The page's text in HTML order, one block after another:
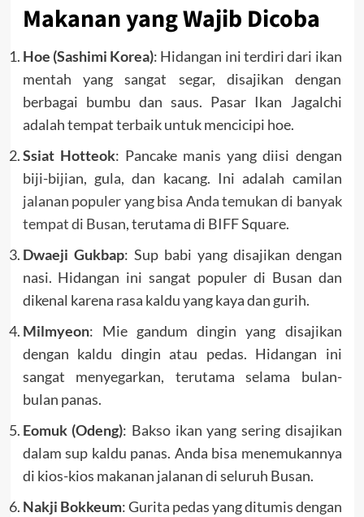
Makanan yang Wajib Dicoba
Hoe (Sashimi Korea): Hidangan ini terdiri dari ikan
mentah yang sangat segar, disajikan dengan
berbagai bumbu dan saus. Pasar Ikan Jagalchi
adalah tempat terbaik untuk mencicipi hoe.
Ssiat Hotteok: Pancake manis yang diisi dengan
biji-bijian, gula, dan kacang. Ini adalah camilan
jalanan populer yang bisa Anda temukan di banyak
tempat di Busan, terutama di BIFF Square.
Dwaeji Gukbap: Sup babi yang disajikan dengan
nasi. Hidangan ini sangat populer di Busan dan
dikenal karena rasa kaldu yang kaya dan gurih.
Milmyeon: Mie gandum dingin yang disajikan
dengan kaldu dingin atau pedas. Hidangan ini
sangat menyegarkan, terutama selama bulan-
bulan panas.
Eomuk (Odeng): Bakso ikan yang sering disajikan
dalam sup kaldu panas. Anda bisa menemukannya
di kios-kios makanan jalanan di seluruh Busan.
Nakji Bokkeum: Gurita pedas yang ditumis dengan